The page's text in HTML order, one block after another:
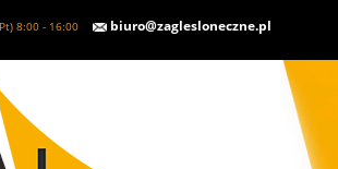
8:00 - 16:00 biuro@zaglesloneczne.pl